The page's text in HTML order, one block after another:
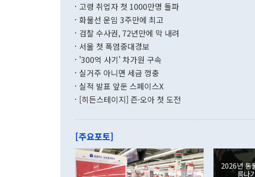
무너졌다고도 했다. 또
함께 4자 대화의 동력
"우리의 선의대로 하는
관은 업무보고 사후
이 9월 러시아 블라디
며 "정부 차원에서 (참
은 "그것은 외교부의
며 월간 기준 처음으로
196.9% 급증했고 컴퓨
수출은 160.4% 늘었
기록했지만 지식재산
로 전환됐다. 본원소득
는 배당수입이 늘어난
였던 올해 3월(369억
인의 해외투자가 80억
각각 증가했다. 증권투
고령 취업자 첫 1000만명 돌파
화물선 운임 3주만에 최고
검찰 수사권, 72년만에 막 내려
서울 첫 폭염중대경보
'300억 사기' 차가원 구속
실거주 아니면 세금 껑충
실적 발표 앞둔 스페이스X
[히든스테이지] 즌·오아 첫 도전
[주요포토]
2026년 동
름나